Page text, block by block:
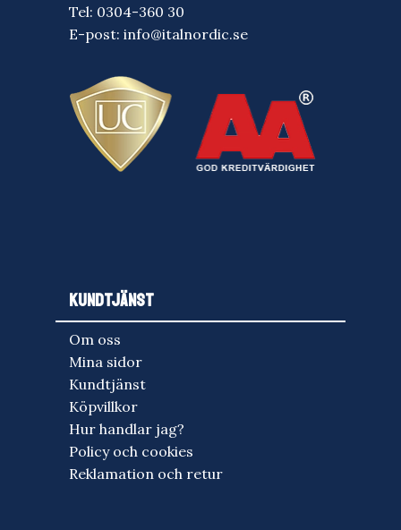
Tel: 0304-360 30
E-post: info@italnordic.se
KUNDTJÄNST
Om oss
Mina sidor
Kundtjänst
Köpvillkor
Hur handlar jag?
Policy och cookies
Reklamation och retur